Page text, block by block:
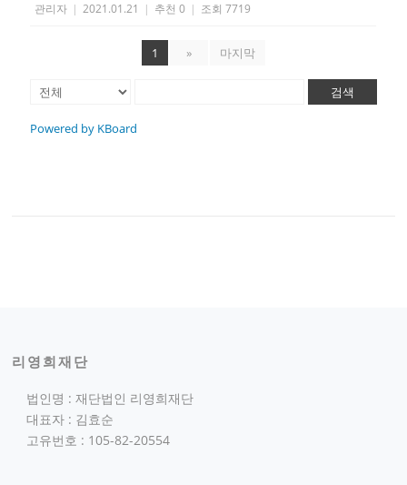
관리자 | 2021.01.21 | 추천 0 | 조회 7719
1 » 마지막
검색
Powered by KBoard
리영희재단
법인명 : 재단법인 리영희재단
대표자 : 김효순
고유번호 : 105-82-20554